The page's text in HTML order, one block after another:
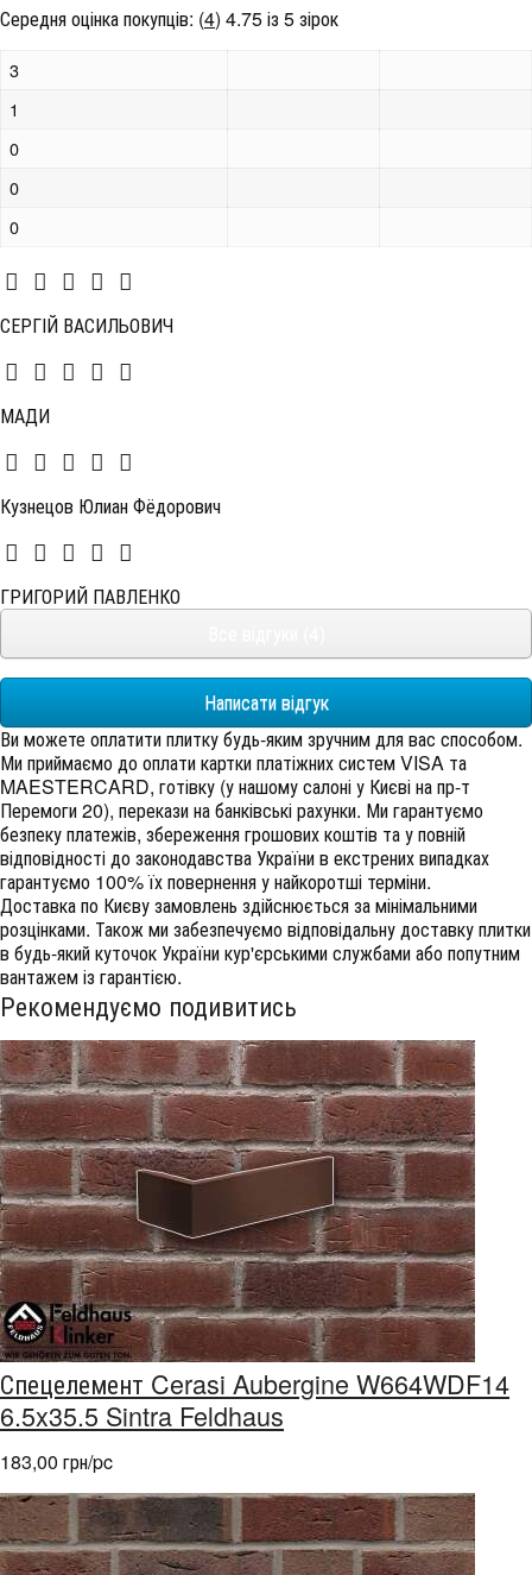
Середня оцінка покупців: (4) 4.75 із 5 зірок
3
1
0
0
0
СЕРГІЙ ВАСИЛЬОВИЧ
МАДИ
Кузнецов Юлиан Фёдорович
ГРИГОРИЙ ПАВЛЕНКО
Написати відгук
Ви можете оплатити плитку будь-яким зручним для вас способом.
Ми приймаємо до оплати картки платіжних систем VISA та
MAESTERCARD, готівку (у нашому салоні у Києві на пр-т
Перемоги 20), перекази на банківські рахунки. Ми гарантуємо
безпеку платежів, збереження грошових коштів та у повній
відповідності до законодавства України в екстрених випадках
гарантуємо 100% їх повернення у найкоротші терміни.
Доставка по Києву замовлень здійснюється за мінімальними
розцінками. Також ми забезпечуємо відповідальну доставку плитки
в будь-який куточок України кур'єрськими службами або попутним
вантажем із гарантією.
Рекомендуємо подивитись
Спецелемент Cerasi Aubergine W664WDF14
6.5x35.5 Sintra Feldhaus
183,00 грн/pc